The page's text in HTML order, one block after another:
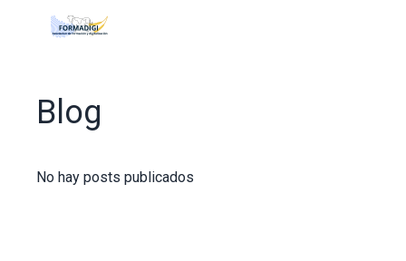
Blog
No hay posts publicados